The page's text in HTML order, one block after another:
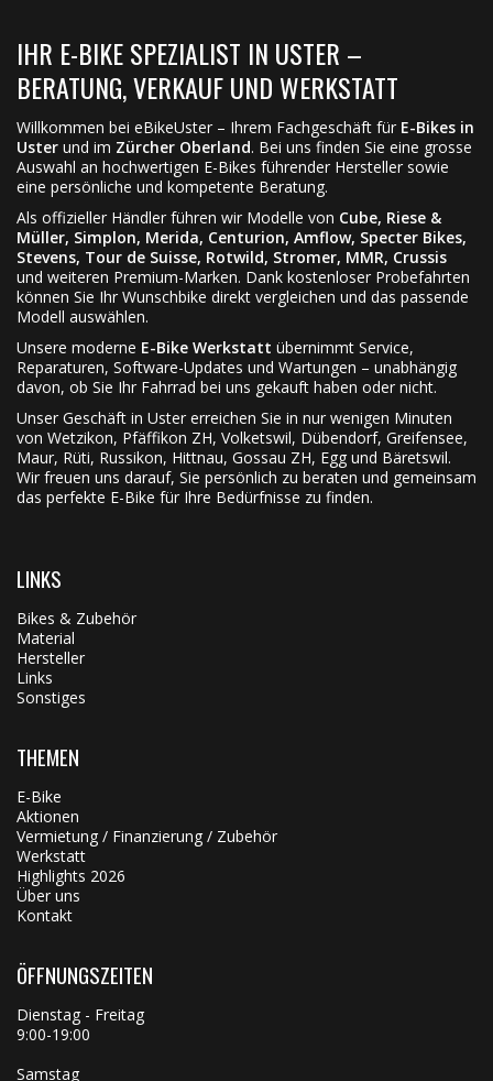
IHR E-BIKE SPEZIALIST IN USTER –
BERATUNG, VERKAUF UND WERKSTATT
Willkommen bei eBikeUster – Ihrem Fachgeschäft für E-Bikes in
Uster und im Zürcher Oberland. Bei uns finden Sie eine grosse
Auswahl an hochwertigen E-Bikes führender Hersteller sowie
eine persönliche und kompetente Beratung.
Als offizieller Händler führen wir Modelle von Cube, Riese &
Müller, Simplon, Merida, Centurion, Amflow, Specter Bikes,
Stevens, Tour de Suisse, Rotwild, Stromer, MMR, Crussis
und weiteren Premium-Marken. Dank kostenloser Probefahrten
können Sie Ihr Wunschbike direkt vergleichen und das passende
Modell auswählen.
Unsere moderne E-Bike Werkstatt übernimmt Service,
Reparaturen, Software-Updates und Wartungen – unabhängig
davon, ob Sie Ihr Fahrrad bei uns gekauft haben oder nicht.
Unser Geschäft in Uster erreichen Sie in nur wenigen Minuten
von Wetzikon, Pfäffikon ZH, Volketswil, Dübendorf, Greifensee,
Maur, Rüti, Russikon, Hittnau, Gossau ZH, Egg und Bäretswil.
Wir freuen uns darauf, Sie persönlich zu beraten und gemeinsam
das perfekte E-Bike für Ihre Bedürfnisse zu finden.
LINKS
Bikes & Zubehör
Material
Hersteller
Links
Sonstiges
THEMEN
E-Bike
Aktionen
Vermietung / Finanzierung / Zubehör
Werkstatt
Highlights 2026
Über uns
Kontakt
ÖFFNUNGSZEITEN
Dienstag - Freitag
9:00-19:00
Samstag